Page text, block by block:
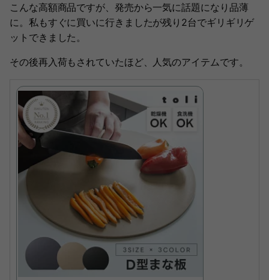
こんな高額商品ですが、発売から一気に話題になり品薄
に。私もすぐに買いに行きましたが残り2台でギリギリゲ
ットできました。
その後再入荷もされていたほど、人気のアイテムです。